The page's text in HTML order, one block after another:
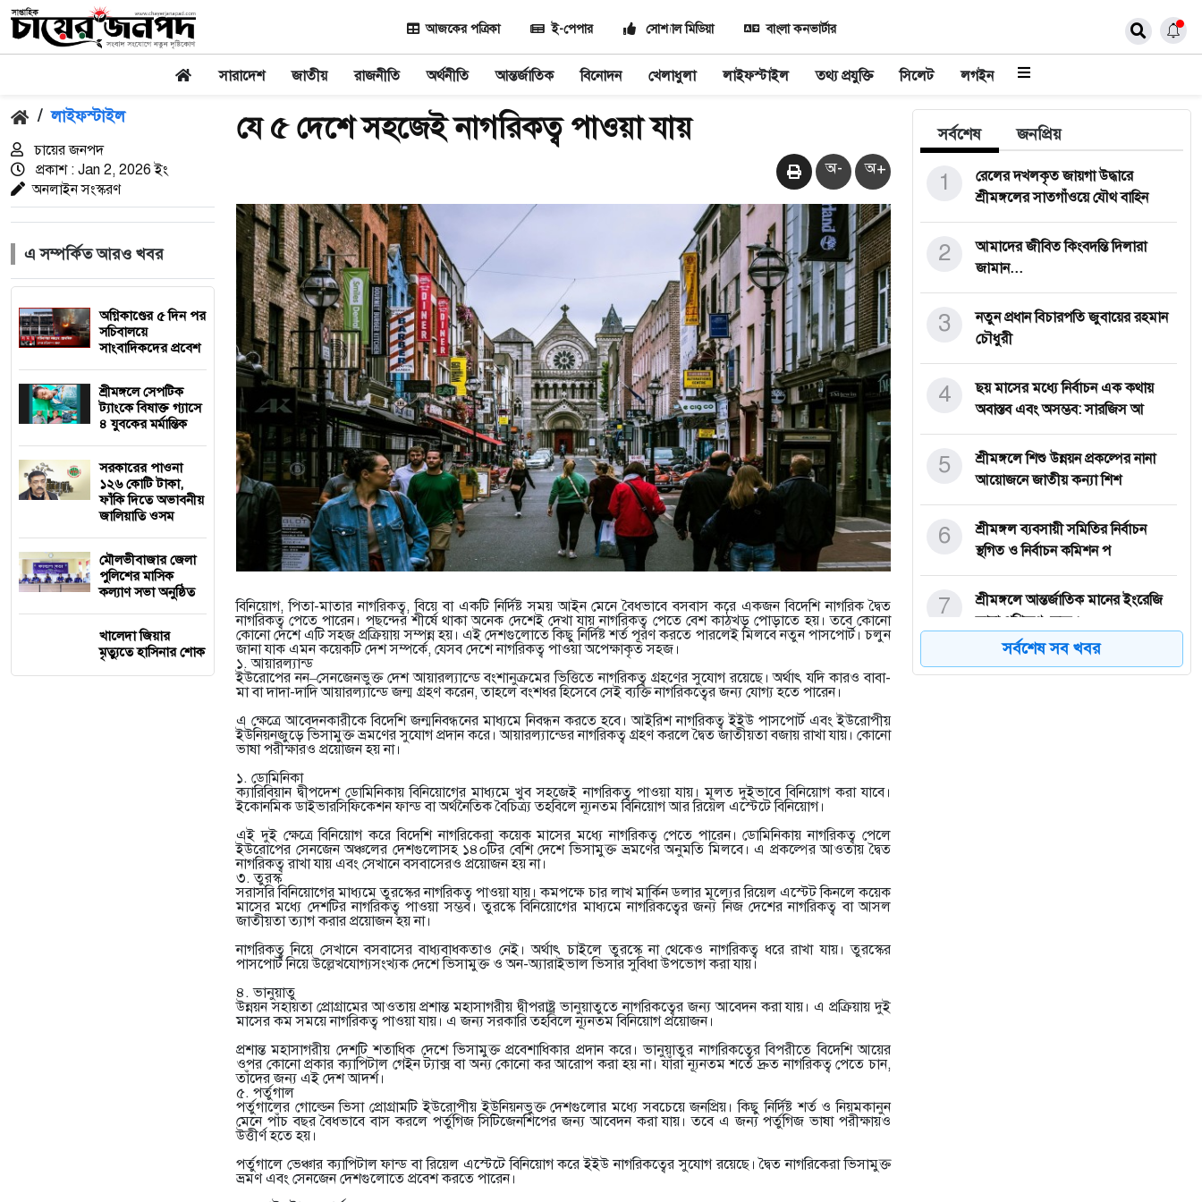
আজকের পত্রিকা ই-পেপার সোশ্যাল মিডিয়া বাংলা কনভার্টার
সারাদেশ জাতীয় রাজনীতি অর্থনীতি আন্তর্জাতিক বিনোদন খেলাধুলা লাইফস্টাইল তথ্য প্রযুক্তি সিলেট লগইন
/ লাইফস্টাইল
চায়ের জনপদ
প্রকাশ : Jan 2, 2026 ইং
অনলাইন সংস্করণ
এ সম্পর্কিত আরও খবর
অগ্নিকাণ্ডের ৫ দিন পর
সচিবালয়ে
সাংবাদিকদের প্রবেশ
শ্রীমঙ্গলে সেপটিক
ট্যাংকে বিষাক্ত গ্যাসে
৪ যুবকের মর্মান্তিক
সরকারের পাওনা
১২৬ কোটি টাকা,
ফাঁকি দিতে অভাবনীয়
জালিয়াতি ওসম
মৌলভীবাজার জেলা
পুলিশের মাসিক
কল্যাণ সভা অনুষ্ঠিত
খালেদা জিয়ার
মৃত্যুতে হাসিনার শোক
যে ৫ দেশে সহজেই নাগরিকত্ব পাওয়া যায়
অ- অ+
বিনিয়োগ, পিতা-মাতার নাগরিকত্ব, বিয়ে বা একটি নির্দিষ্ট সময় আইন মেনে বৈধভাবে বসবাস করে একজন বিদেশি নাগরিক দ্বৈত
নাগরিকত্ব পেতে পারেন। পছন্দের শীর্ষে থাকা অনেক দেশেই দেখা যায় নাগরিকত্ব পেতে বেশ কাঠখড় পোড়াতে হয়। তবে কোনো
কোনো দেশে এটি সহজ প্রক্রিয়ায় সম্পন্ন হয়। এই দেশগুলোতে কিছু নির্দিষ্ট শর্ত পূরণ করতে পারলেই মিলবে নতুন পাসপোর্ট। চলুন
জানা যাক এমন কয়েকটি দেশ সম্পর্কে, যেসব দেশে নাগরিকত্ব পাওয়া অপেক্ষাকৃত সহজ।
১. আয়ারল্যান্ড
ইউরোপের নন–সেনজেনভুক্ত দেশ আয়ারল্যান্ডে বংশানুক্রমের ভিত্তিতে নাগরিকত্ব গ্রহণের সুযোগ রয়েছে। অর্থাৎ যদি কারও বাবা-
মা বা দাদা-দাদি আয়ারল্যান্ডে জন্ম গ্রহণ করেন, তাহলে বংশধর হিসেবে সেই ব্যক্তি নাগরিকত্বের জন্য যোগ্য হতে পারেন।
এ ক্ষেত্রে আবেদনকারীকে বিদেশি জন্মনিবন্ধনের মাধ্যমে নিবন্ধন করতে হবে। আইরিশ নাগরিকত্ব ইইউ পাসপোর্ট এবং ইউরোপীয়
ইউনিয়নজুড়ে ভিসামুক্ত ভ্রমণের সুযোগ প্রদান করে। আয়ারল্যান্ডের নাগরিকত্ব গ্রহণ করলে দ্বৈত জাতীয়তা বজায় রাখা যায়। কোনো
ভাষা পরীক্ষারও প্রয়োজন হয় না।
১. ডোমিনিকা
ক্যারিবিয়ান দ্বীপদেশ ডোমিনিকায় বিনিয়োগের মাধ্যমে খুব সহজেই নাগরিকত্ব পাওয়া যায়। মূলত দুইভাবে বিনিয়োগ করা যাবে।
ইকোনমিক ডাইভারসিফিকেশন ফান্ড বা অর্থনৈতিক বৈচিত্র্য তহবিলে ন্যূনতম বিনিয়োগ আর রিয়েল এস্টেটে বিনিয়োগ।
এই দুই ক্ষেত্রে বিনিয়োগ করে বিদেশি নাগরিকেরা কয়েক মাসের মধ্যে নাগরিকত্ব পেতে পারেন। ডোমিনিকায় নাগরিকত্ব পেলে
ইউরোপের সেনজেন অঞ্চলের দেশগুলোসহ ১৪০টির বেশি দেশে ভিসামুক্ত ভ্রমণের অনুমতি মিলবে। এ প্রকল্পের আওতায় দ্বৈত
নাগরিকত্ব রাখা যায় এবং সেখানে বসবাসেরও প্রয়োজন হয় না।
৩. তুরস্ক
সরাসরি বিনিয়োগের মাধ্যমে তুরস্কের নাগরিকত্ব পাওয়া যায়। কমপক্ষে চার লাখ মার্কিন ডলার মূল্যের রিয়েল এস্টেট কিনলে কয়েক
মাসের মধ্যে দেশটির নাগরিকত্ব পাওয়া সম্ভব। তুরস্কে বিনিয়োগের মাধ্যমে নাগরিকত্বের জন্য নিজ দেশের নাগরিকত্ব বা আসল
জাতীয়তা ত্যাগ করার প্রয়োজন হয় না।
নাগরিকত্ব নিয়ে সেখানে বসবাসের বাধ্যবাধকতাও নেই। অর্থাৎ চাইলে তুরস্কে না থেকেও নাগরিকত্ব ধরে রাখা যায়। তুরস্কের
পাসপোর্ট নিয়ে উল্লেখযোগ্যসংখ্যক দেশে ভিসামুক্ত ও অন-অ্যারাইভাল ভিসার সুবিধা উপভোগ করা যায়।
৪. ভানুয়াতু
উন্নয়ন সহায়তা প্রোগ্রামের আওতায় প্রশান্ত মহাসাগরীয় দ্বীপরাষ্ট্র ভানুয়াতুতে নাগরিকত্বের জন্য আবেদন করা যায়। এ প্রক্রিয়ায় দুই
মাসের কম সময়ে নাগরিকত্ব পাওয়া যায়। এ জন্য সরকারি তহবিলে ন্যূনতম বিনিয়োগ প্রয়োজন।
প্রশান্ত মহাসাগরীয় দেশটি শতাধিক দেশে ভিসামুক্ত প্রবেশাধিকার প্রদান করে। ভানুয়াতুর নাগরিকত্বের বিপরীতে বিদেশি আয়ের
ওপর কোনো প্রকার ক্যাপিটাল গেইন ট্যাক্স বা অন্য কোনো কর আরোপ করা হয় না। যাঁরা ন্যূনতম শর্তে দ্রুত নাগরিকত্ব পেতে চান,
তাঁদের জন্য এই দেশ আদর্শ।
৫. পর্তুগাল
পর্তুগালের গোল্ডেন ভিসা প্রোগ্রামটি ইউরোপীয় ইউনিয়নভুক্ত দেশগুলোর মধ্যে সবচেয়ে জনপ্রিয়। কিছু নির্দিষ্ট শর্ত ও নিয়মকানুন
মেনে পাঁচ বছর বৈধভাবে বাস করলে পর্তুগিজ সিটিজেনশিপের জন্য আবেদন করা যায়। তবে এ জন্য পর্তুগিজ ভাষা পরীক্ষায়ও
উত্তীর্ণ হতে হয়।
পর্তুগালে ভেঞ্চার ক্যাপিটাল ফান্ড বা রিয়েল এস্টেটে বিনিয়োগ করে ইইউ নাগরিকত্বের সুযোগ রয়েছে। দ্বৈত নাগরিকেরা ভিসামুক্ত
ভ্রমণ এবং সেনজেন দেশগুলোতে প্রবেশ করতে পারেন।
সর্বশেষ জনপ্রিয়
রেলের দখলকৃত জায়গা উদ্ধারে
শ্রীমঙ্গলের সাতগাঁওয়ে যৌথ বাহিন
1
আমাদের জীবিত কিংবদন্তি দিলারা
জামান...
2
নতুন প্রধান বিচারপতি জুবায়ের রহমান
চৌধুরী
3
ছয় মাসের মধ্যে নির্বাচন এক কথায়
অবাস্তব এবং অসম্ভব: সারজিস আ
4
শ্রীমঙ্গলে শিশু উন্নয়ন প্রকল্পের নানা
আয়োজনে জাতীয় কন্যা শিশ
5
শ্রীমঙ্গল ব্যবসায়ী সমিতির নির্বাচন
স্থগিত ও নির্বাচন কমিশন প
6
শ্রীমঙ্গলে আন্তর্জাতিক মানের ইংরেজি
ভাষা প্রশিক্ষণ কেন্দ্র ‘
7
মৌলভীবাজার-৪ (শ্রীমঙ্গল-কমলগঞ্জ)
8
সর্বশেষ সব খবর